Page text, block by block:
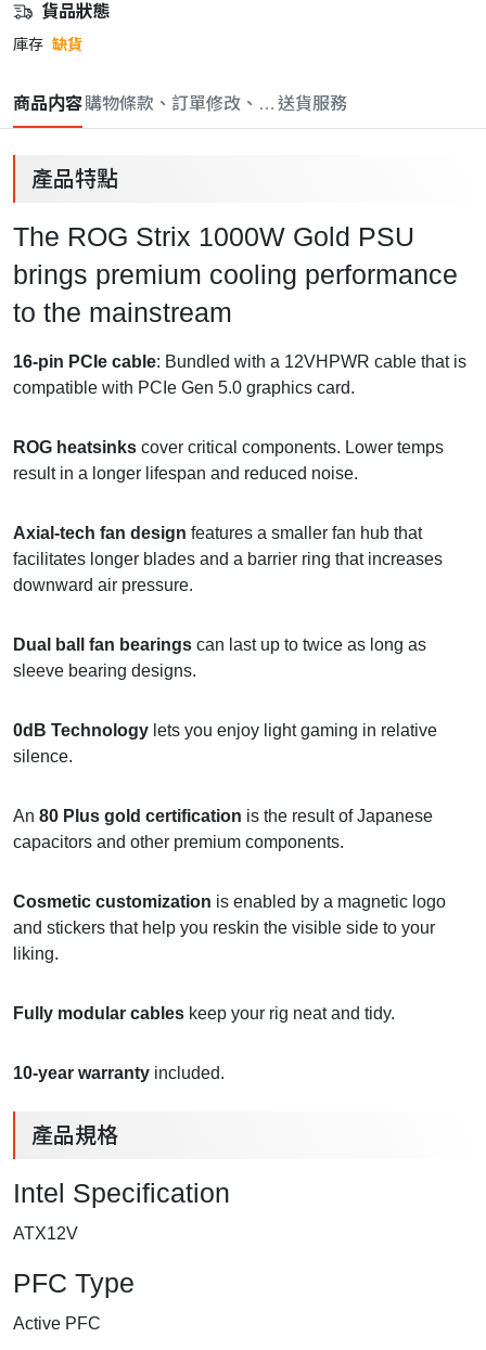
貨品狀態
庫存 缺貨
商品内容購物條款、訂單修改、取消與退款政策
送貨服務
產品特點
The ROG Strix 1000W Gold PSU
brings premium cooling performance
to the mainstream
16-pin PCIe cable: Bundled with a 12VHPWR cable that is
compatible with PCIe Gen 5.0 graphics card.
ROG heatsinks cover critical components. Lower temps
result in a longer lifespan and reduced noise.
Axial-tech fan design features a smaller fan hub that
facilitates longer blades and a barrier ring that increases
downward air pressure.
Dual ball fan bearings can last up to twice as long as
sleeve bearing designs.
0dB Technology lets you enjoy light gaming in relative
silence.
An 80 Plus gold certification is the result of Japanese
capacitors and other premium components.
Cosmetic customization is enabled by a magnetic logo
and stickers that help you reskin the visible side to your
liking.
Fully modular cables keep your rig neat and tidy.
10-year warranty included.
產品規格
Intel Specification
ATX12V
PFC Type
Active PFC